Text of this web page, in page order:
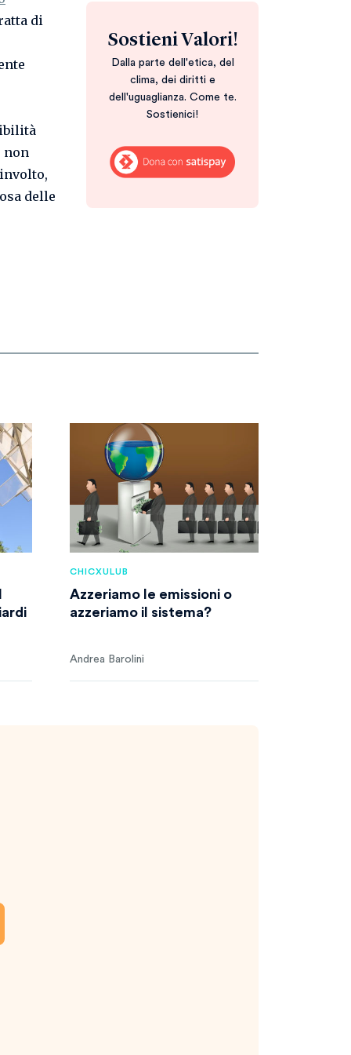
di
non
delle
Sostieni Valori!
Dalla parte dell'etica, del
clima, dei diritti e
dell'uguaglianza. Come te.
Sostienici!
CHICXULUB
Azzeriamo le emissioni o
azzeriamo il sistema?
Andrea Barolini